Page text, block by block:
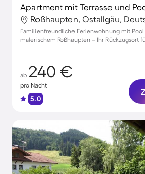
Apartment mit Terrasse und
Roßhaupten, Ostallgäu,
Familienfreundliche Ferienwohnung mit Pool
malerischem Roßhaupten – Ihr Rückzugsort
ab 240 €
pro Nacht
5.0